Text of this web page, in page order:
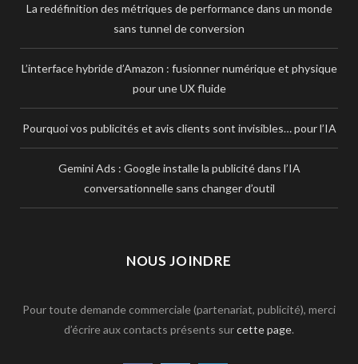
La redéfinition des métriques de performance dans un monde
sans tunnel de conversion
L’interface hybride d’Amazon : fusionner numérique et physique
pour une UX fluide
Pourquoi vos publicités et avis clients sont invisibles… pour l’IA
Gemini Ads : Google installe la publicité dans l’IA
conversationnelle sans changer d’outil
NOUS JOINDRE
Pour toute demande commerciale (partenariat, publicité), merci
d’écrire aux contacts présents surcette page.